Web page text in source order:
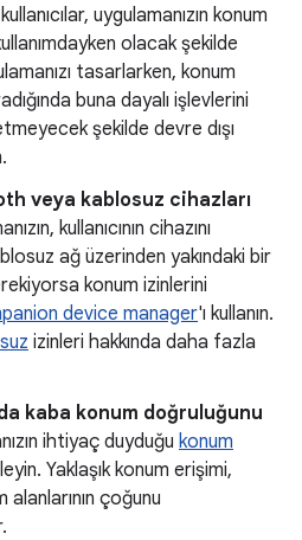
uygulamanızın konum
olacak şekilde
tasarlarken, konum
buna dayalı işlevlerini
şekilde devre dışı
veya kablosuz cihazları
kullanıcının cihazını
ağ üzerinden yakındaki bir
konum izinlerini
device manager'ı kullanın.
izinleri hakkında daha fazla
kaba konum doğruluğunu
ihtiyaç duyduğu konum
Yaklaşık konum erişimi,
alanlarının çoğunu